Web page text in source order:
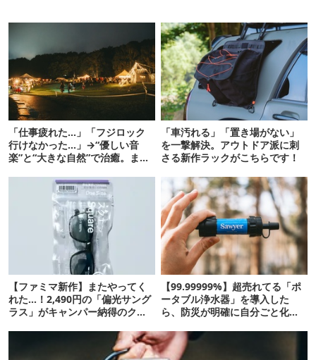
「仕事疲れた…」「フジロック
行けなかった…」→“優しい音
楽”と“大きな自然”で治癒。まだ
「車汚れる」「置き場がない」
を一撃解決。アウトドア派に刺
さる新作ラックがこちらです！
【ファミマ新作】またやってく
れた…！2,490円の「偏光サング
ラス」がキャンパー納得のクオ
【99.99999%】超売れてる「ポ
ータブル浄水器」を導入した
ら、防災が明確に自分ごと化し